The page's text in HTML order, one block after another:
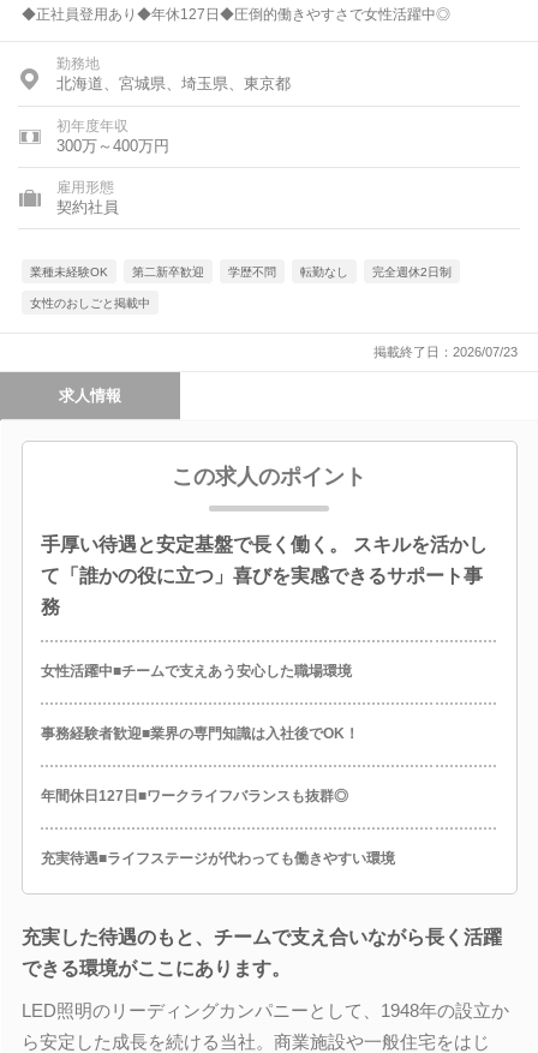
◆正社員登用あり◆年休127日◆圧倒的働きやすさで女性活躍中◎
勤務地
北海道、宮城県、埼玉県、東京都
初年度年収
300万～400万円
雇用形態
契約社員
業種未経験OK 第二新卒歓迎 学歴不問 転勤なし 完全週休2日制
女性のおしごと掲載中
掲載終了日：2026/07/23
求人情報
この求人のポイント
手厚い待遇と安定基盤で長く働く。 スキルを活かし
て「誰かの役に立つ」喜びを実感できるサポート事
務
女性活躍中■チームで支えあう安心した職場環境
事務経験者歓迎■業界の専門知識は入社後でOK！
年間休日127日■ワークライフバランスも抜群◎
充実待遇■ライフステージが代わっても働きやすい環境
充実した待遇のもと、チームで支え合いながら長く活躍
できる環境がここにあります。
LED照明のリーディングカンパニーとして、1948年の設立か
ら安定した成長を続ける当社。商業施設や一般住宅をはじ